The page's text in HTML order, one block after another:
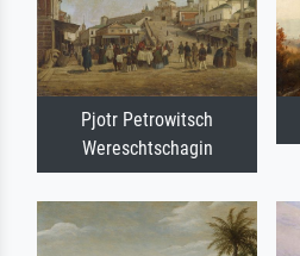
Pjotr ​​​​Petrowitsch
Wereschtschagin